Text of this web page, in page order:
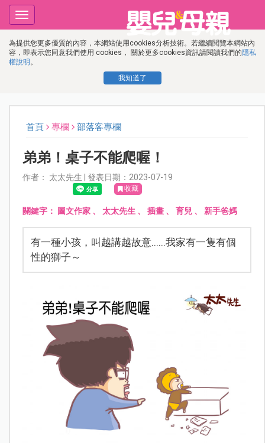
為提供您更多優質的內容，本網站使用cookies分析技術。若繼續閱覽本網站內
容，即表示您同意我們使用 cookies， 關於更多cookies資訊請閱讀我們的隱私
權說明 。
我知道了
Toggle
navigation
首頁 專欄 部落客專欄
弟弟！桌子不能爬喔！
作者： 太太先生 | 發表日期：2023-07-19
收藏
關鍵字： 圖文作家、 太太先生 、 插畫、 育兒、 新手爸媽
有一種小孩，叫越講越故意......我家有一隻有個
性的獅子～